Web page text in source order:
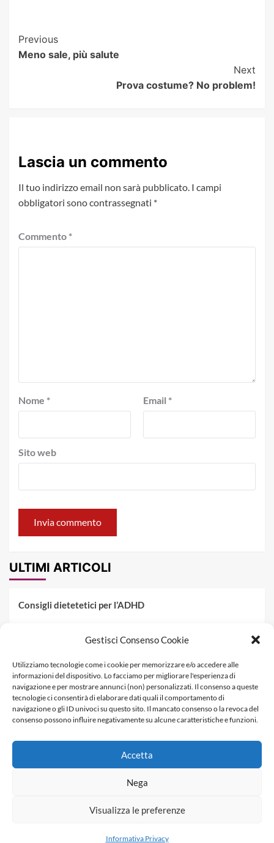
Gestisci Consenso Cookie
Utilizziamo tecnologie come i cookie per memorizzare e/o accedere alle
informazioni del dispositivo. Lo facciamo per migliorare l'esperienza di
navigazione e per mostrare annunci (non) personalizzati. Il consenso a queste
tecnologie ci consentirà di elaborare dati quali il comportamento di
navigazione o gli ID univoci su questo sito. Il mancato consenso o la revoca del
consenso possono influire negativamente su alcune caratteristiche e funzioni.
Accetta
Nega
Visualizza le preferenze
Informativa Privacy
Post
Navigation
Previous
Meno sale, più salute
Next
Prova costume? No problem!
Lascia un commento
Il tuo indirizzo email non sarà pubblicato. I campi
obbligatori sono contrassegnati *
Commento *
Nome * Email *
Sito web
ULTIMI ARTICOLI
Consigli dietetetici per l’ADHD
Fenilchetonuria
Dieta militare: come funziona, opinioni e schema tipo per
dimagrire in 3 giorni
Informativa Privacy
Copyright © Dietagratis.com è un sito di proprietà di
SEOWEBBS SRL - REA: LE 278983 - P.Iva 04278590759